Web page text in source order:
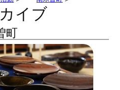
イブ
町